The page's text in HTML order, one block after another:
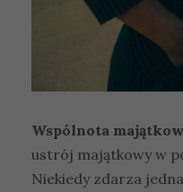
Wspólnota
ustrój majątkowy w
Niekiedy zdarza